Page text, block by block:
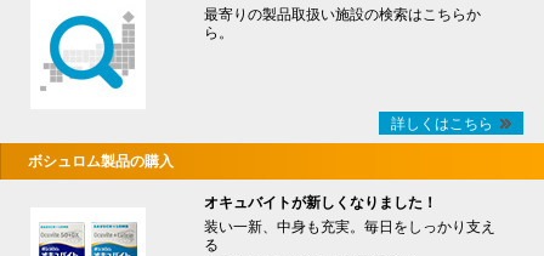
最寄りの製品取扱い施設の検索はこちらか
ら。
詳しくはこちら
ボシュロム製品の購入
オキュバイトが新しくなりました！
装い一新、中身も充実。毎日をしっかり支え
る